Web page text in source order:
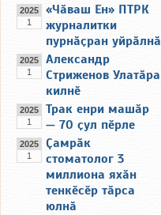
2025
1
«Чӑваш Ен» ПТРК
журналитки
пурнӑҫран уйрӑлнӑ
2025
1
Александр
Стриженов Улатӑра
килнӗ
2025
1
Трак енри машӑр
— 70 ҫул пӗрле
2025
1
Ҫамрӑк
стоматолог 3
миллиона яхӑн
тенкӗсӗр тӑрса
юлнӑ